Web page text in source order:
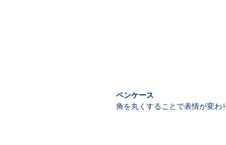
ペンケース
角を丸くすることで表情が変わ